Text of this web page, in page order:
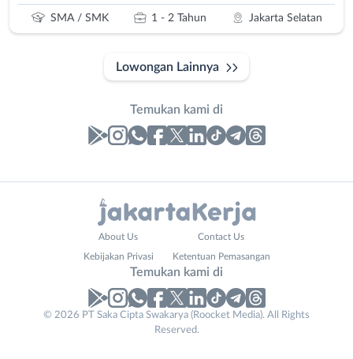
SMA / SMK 1 - 2 Tahun Jakarta Selatan
Lowongan Lainnya
Temukan kami di
No. Telp /
About Us Contact Us
Kebijakan Privasi Ketentuan Pemasangan
Temukan kami di
© 2026 PT Saka Cipta Swakarya (Roocket Media). All Rights
Reserved.